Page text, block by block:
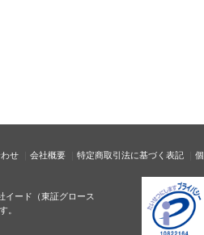
せ 会社概要 特定商取引法に基づく表記
イード（東証グロース
。